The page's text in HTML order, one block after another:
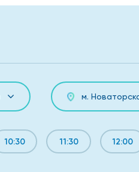
м.
10:30 11:30 12:00